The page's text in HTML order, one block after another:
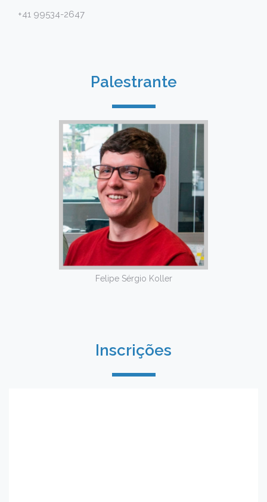
+41 99534-2647
Palestrante
Felipe Sérgio Koller
Inscrições